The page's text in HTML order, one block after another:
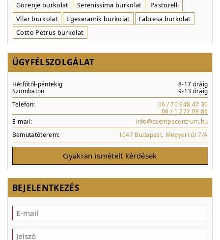
Gorenje burkolat
Serenissima burkolat
Pastorelli
Vilar burkolat
Egeseramik burkolat
Fabresa burkolat
Cotto Petrus burkolat
ÜGYFÉLSZOLGÁLAT
Hétfőtől-péntekig
8-17 óráig
Szombaton
9-13 óráig
Telefon:
06 / 70 948 47 30
06 / 1 272 09 86
E-mail:
info@csempecentrum.hu
Bemutatóterem:
1047 Budapest, Megyeri út 7/A
Gyakran ismételt kérdések
BEJELENTKEZÉS